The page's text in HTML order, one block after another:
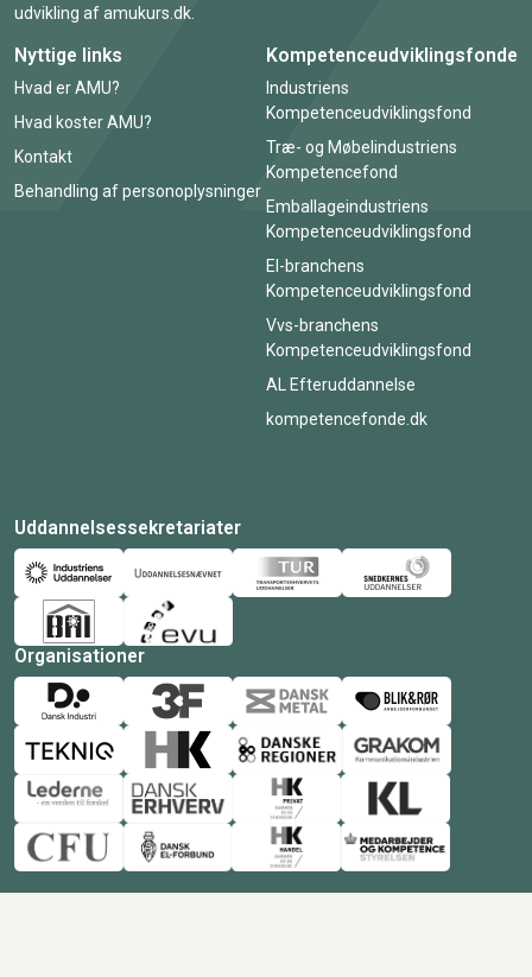
udvikling af amukurs.dk.
Nyttige links
Hvad er AMU?
Hvad koster AMU?
Kontakt
Behandling af personoplysninger
Kompetenceudviklingsfonde
Industriens
Kompetenceudviklingsfond
Træ- og Møbelindustriens
Kompetencefond
Emballageindustriens
Kompetenceudviklingsfond
El-branchens
Kompetenceudviklingsfond
Vvs-branchens
Kompetenceudviklingsfond
AL Efteruddannelse
kompetencefonde.dk
Uddannelsessekretariater
Organisationer